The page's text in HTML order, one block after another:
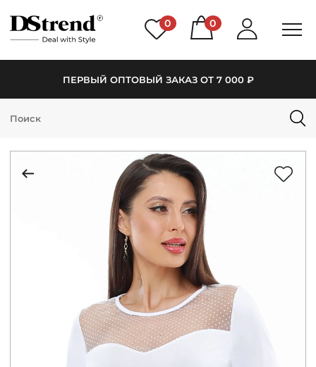
0 0
ПЕРВЫЙ ОПТОВЫЙ ЗАКАЗ ОТ 7 000 ₽
КАТАЛОГ
НОВИНКИ
РАСПРОДАЖА
КОНТАКТЫ